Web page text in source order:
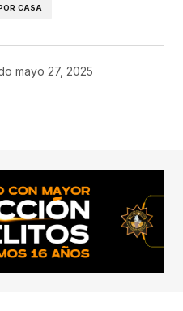
CASA
mayo 27, 2025
conectado